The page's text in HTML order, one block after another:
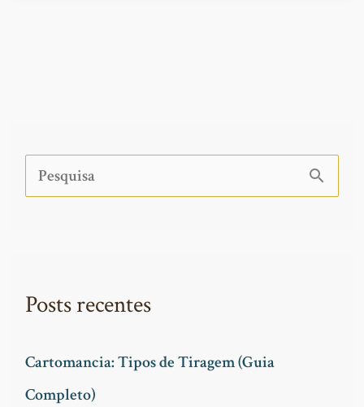
u
Posts recentes
Cartomancia: Tipos de Tiragem (Guia
Completo)